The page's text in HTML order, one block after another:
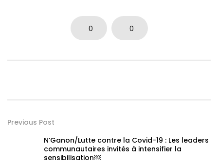
0 0
Previous Post
N’Ganon/Lutte contre la Covid-19 : Les leaders
communautaires invités à intensifier la
sensibilisation￼